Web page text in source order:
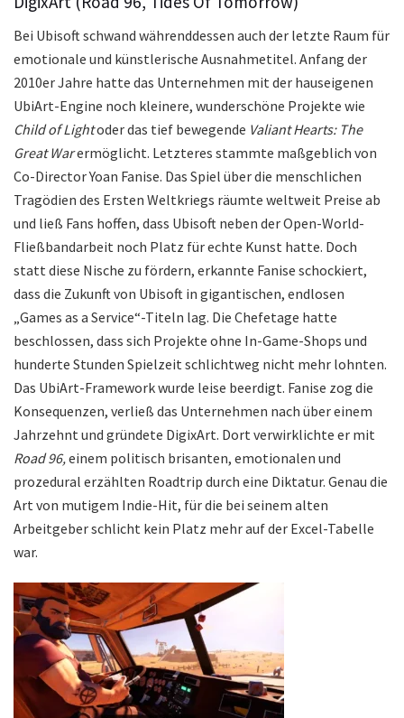
Bei Ubisoft schwand währenddessen auch der letzte Raum für
emotionale und künstlerische Ausnahmetitel. Anfang der
2010er Jahre hatte das Unternehmen mit der hauseigenen
UbiArt-Engine noch kleinere, wunderschöne Projekte wie
Child of Lightoder das tief bewegende Valiant Hearts: The
Great Warermöglicht. Letzteres stammte maßgeblich von
Co-Director Yoan Fanise. Das Spiel über die menschlichen
Tragödien des Ersten Weltkriegs räumte weltweit Preise ab
und ließ Fans hoffen, dass Ubisoft neben der Open-World-
Fließbandarbeit noch Platz für echte Kunst hatte. Doch
statt diese Nische zu fördern, erkannte Fanise schockiert,
dass die Zukunft von Ubisoft in gigantischen, endlosen
„Games as a Service“-Titeln lag. Die Chefetage hatte
beschlossen, dass sich Projekte ohne In-Game-Shops und
hunderte Stunden Spielzeit schlichtweg nicht mehr lohnten.
Das UbiArt-Framework wurde leise beerdigt. Fanise zog die
Konsequenzen, verließ das Unternehmen nach über einem
Jahrzehnt und gründete DigixArt. Dort verwirklichte er mit
Road 96,einem politisch brisanten, emotionalen und
prozedural erzählten Roadtrip durch eine Diktatur. Genau die
Art von mutigem Indie-Hit, für die bei seinem alten
Arbeitgeber schlicht kein Platz mehr auf der Excel-Tabelle
war.